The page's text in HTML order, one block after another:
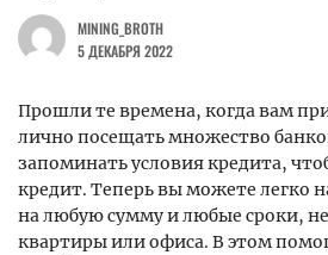
MINING_BROTH
5 ДЕКАБРЯ 2022
Прошли те времена, когда вам
лично посещать множество
запоминать условия кредита,
кредит. Теперь вы можете легко
на любую сумму и любые сроки,
квартиры или офиса. В этом